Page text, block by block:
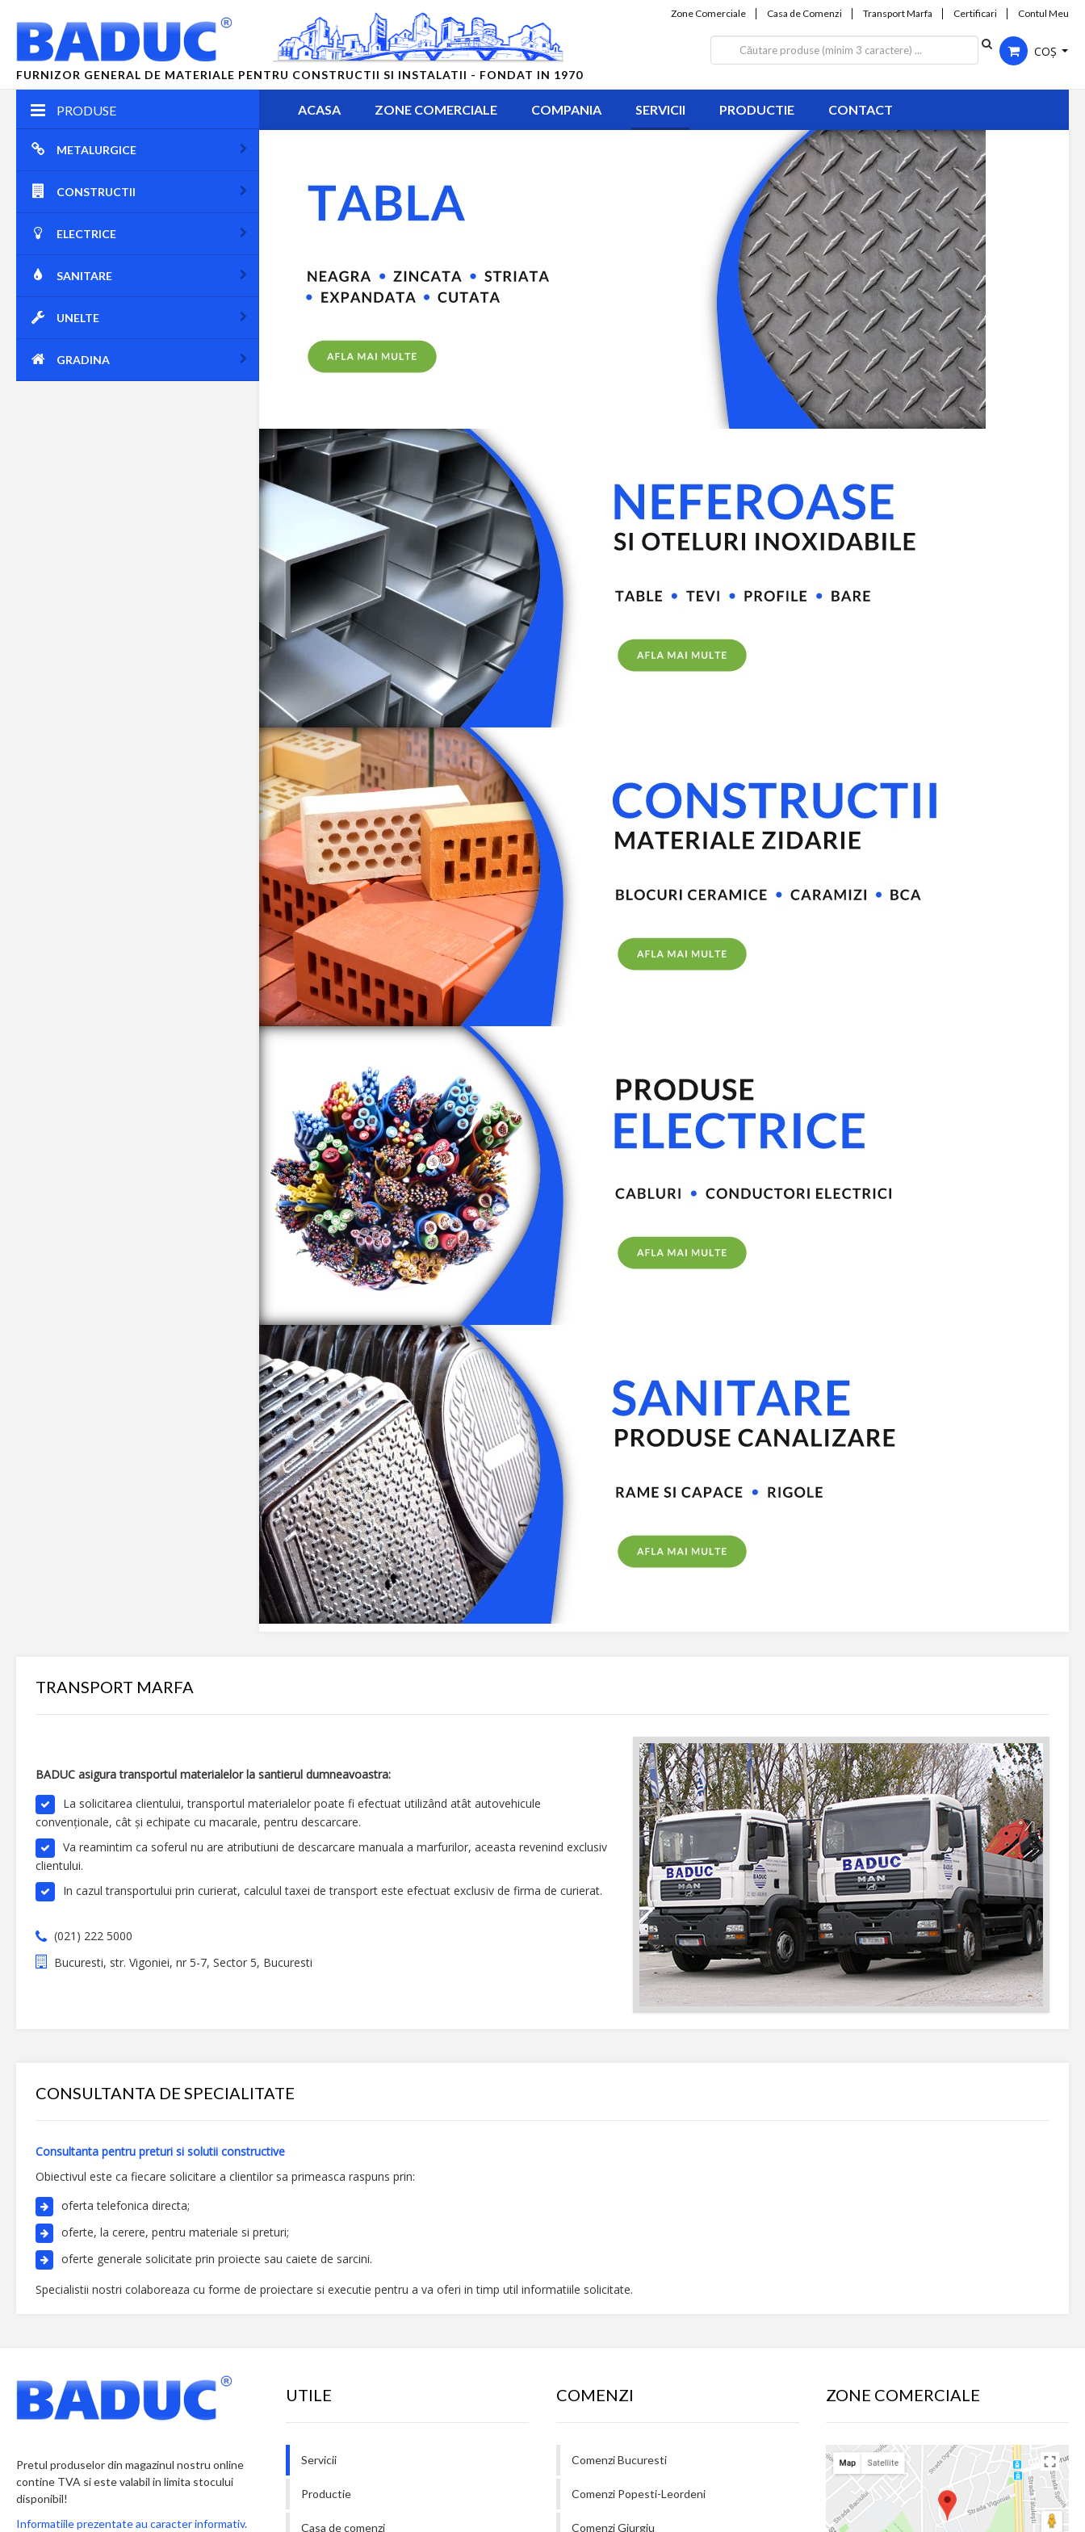
FURNIZOR GENERAL DE MATERIALE PENTRU CONSTRUCTII SI INSTALATII - FONDAT IN 1970
Zone Comerciale Casa de Comenzi Transport Marfa Certificari Contul Meu
COȘ
PRODUSE
METALURGICE
CONSTRUCTII
ELECTRICE
SANITARE
UNELTE
GRADINA
ACASA ZONE COMERCIALE COMPANIA SERVICII PRODUCTIE CONTACT
TRANSPORT MARFA
BADUC asigura transportul materialelor la santierul dumneavoastra:
La solicitarea clientului, transportul materialelor poate fi efectuat utilizând atât autovehicule
convenționale, cât și echipate cu macarale, pentru descarcare.
Va reamintim ca soferul nu are atributiuni de descarcare manuala a marfurilor, aceasta revenind exclusiv
clientului.
In cazul transportului prin curierat, calculul taxei de transport este efectuat exclusiv de firma de curierat.
(021) 222 5000
Bucuresti, str. Vigoniei, nr 5-7, Sector 5, Bucuresti
CONSULTANTA DE SPECIALITATE
Consultanta pentru preturi si solutii constructive
Obiectivul este ca fiecare solicitare a clientilor sa primeasca raspuns prin:
oferta telefonica directa;
oferte, la cerere, pentru materiale si preturi;
oferte generale solicitate prin proiecte sau caiete de sarcini.
Specialistii nostri colaboreaza cu forme de proiectare si executie pentru a va oferi in timp util informatiile solicitate.
Pretul produselor din magazinul nostru online
contine TVA si este valabil in limita stocului
disponibil!
Informatiile prezentate au caracter informativ.
UTILE
Servicii
Productie
Casa de comenzi
COMENZI
Comenzi Bucuresti
Comenzi Popesti-Leordeni
Comenzi Giurgiu
ZONE COMERCIALE